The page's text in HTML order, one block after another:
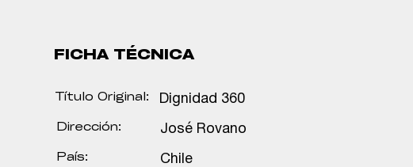
FICHA TÉCNICA
Título Original:
Dirección:
País:
Dignidad 360
José Rovano
Chile